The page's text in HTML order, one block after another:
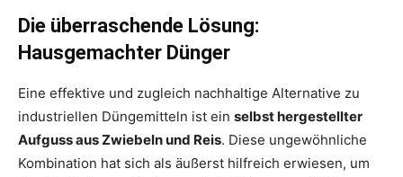
Die überraschende Lösung:
Hausgemachter Dünger
Eine effektive und zugleich nachhaltige Alternative zu
industriellen Düngemitteln ist ein selbst hergestellter
Aufguss aus Zwiebeln und Reis. Diese ungewöhnliche
Kombination hat sich als äußerst hilfreich erwiesen, um